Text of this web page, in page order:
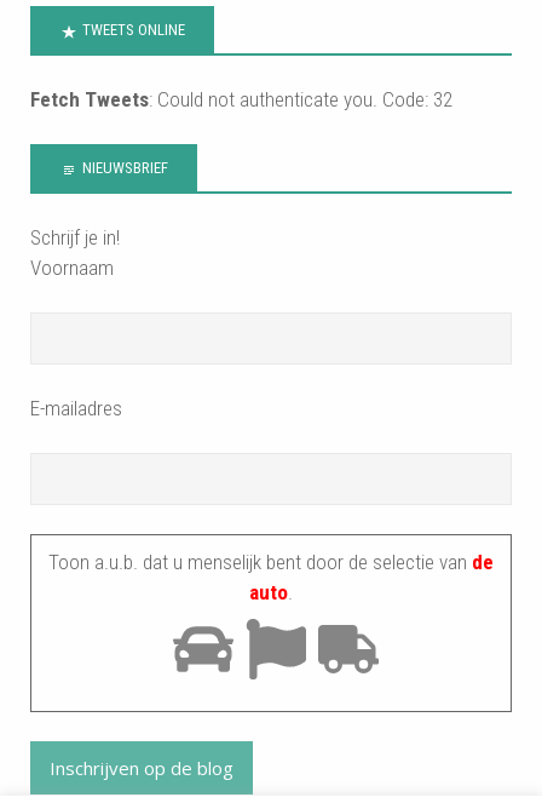
TWEETS ONLINE
Fetch Tweets: Could not authenticate you. Code: 32
NIEUWSBRIEF
Schrijf je in!
Voornaam
E-mailadres
Toon a.u.b. dat u menselijk bent door de selectie van de
auto